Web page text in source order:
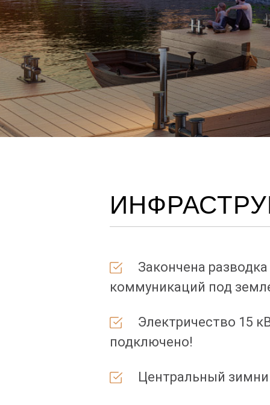
Закончена разводка
коммуникаций под
Электричество 15
подключено!
Центральный